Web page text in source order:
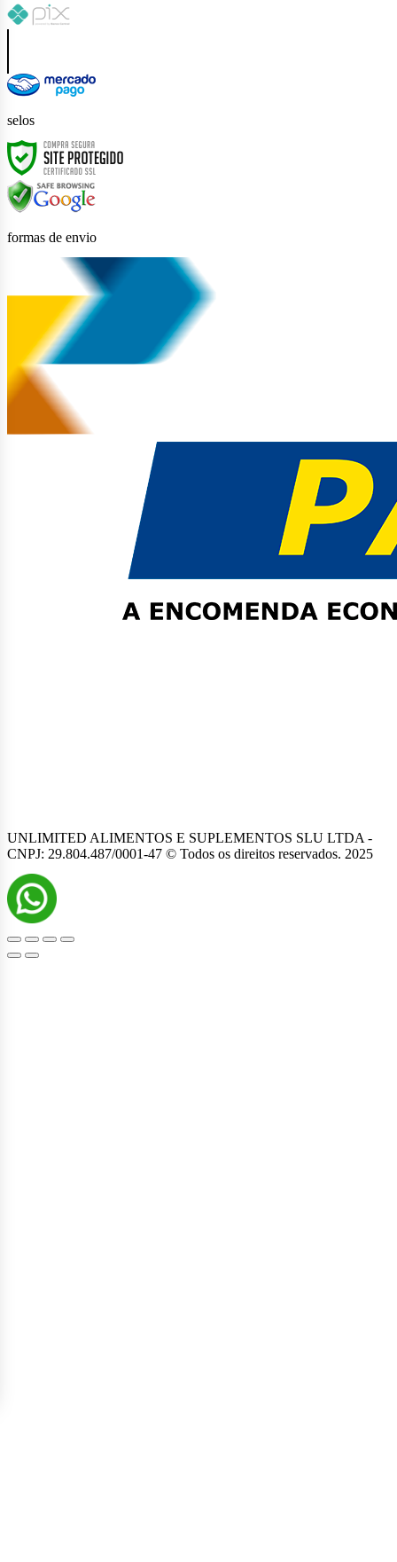
selos
formas de envio
UNLIMITED ALIMENTOS E SUPLEMENTOS SLU LTDA -
CNPJ: 29.804.487/0001-47 © Todos os direitos reservados. 2025